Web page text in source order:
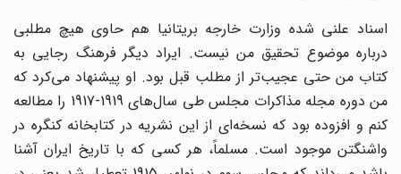
اسناد علنی شده وزارت خارجه بریتانیا هم حاوی هیچ مطلبی
درباره موضوع تحقیق من نیست. ایراد دیگر فرهنگ رجایی به
کتاب من حتی عجیب‌تر از مطلب قبل بود. او پیشنهاد می‌کرد که
من دوره مجله مذاکرات مجلس طی سال‌های 1919-1917 را مطالعه
کنم و افزوده بود که نسخه‌ای از این نشریه در کتابخانه کنگره در
واشنگتن موجود است. مسلماً، هر کسی که با تاریخ ایران آشنا